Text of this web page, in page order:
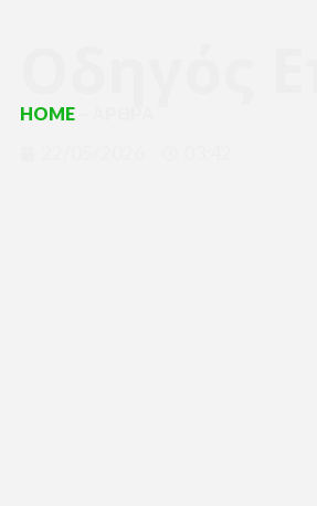
HOME– ΑΡΘΡΑ